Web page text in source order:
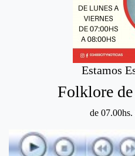
Estamos
Folklore
de 07.00hs.